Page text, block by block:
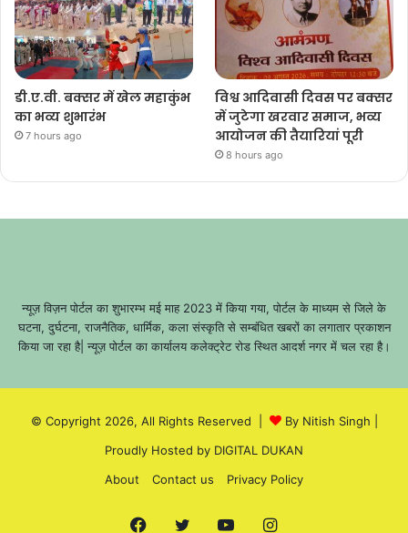
डी.ए.वी. बक्सर में खेल महाकुंभ
का भव्य शुभारंभ
7 hours ago
विश्व आदिवासी दिवस पर बक्सर
में जुटेगा खरवार समाज, भव्य
आयोजन की तैयारियां पूरी
8 hours ago
न्यूज़ विज़न पोर्टल का शुभारम्भ मई माह 2023 में किया गया, पोर्टल के माध्यम से जिले के
घटना, दुर्घटना, राजनैतिक, धार्मिक, कला संस्कृति से सम्बंधित खबरों का लगातार प्रकाशन
किया जा रहा है| न्यूज़ पोर्टल का कार्यालय कलेक्ट्रेट रोड स्थित आदर्श नगर में चल रहा है।
© Copyright 2026, All Rights Reserved | By Nitish Singh
Proudly Hosted by DIGITAL DUKAN
About
Contact us Privacy Policy
Facebook
Twitter YouTubeInstagram